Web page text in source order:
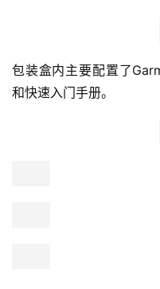
包装盒内主要配置了
和快速入门手册。